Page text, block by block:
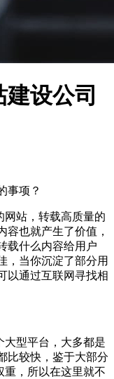
设公司
事项？
网站，转载高质量的
容也就产生了价值，
载什么内容给用户
，当你沉淀了部分用
以通过互联网寻找相
大型平台，大多都是
比较快，鉴于大部分
重，所以在这里就不